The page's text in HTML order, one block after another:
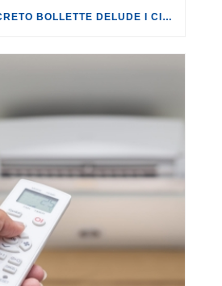
ENERGIA: IL DECRETO BOLLETTE DELUDE I CITTADINI, ANCHE NELLA SUA CONVERSIONE IN LEGGE.